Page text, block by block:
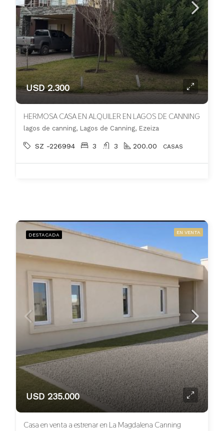
USD 2.300
HERMOSA CASA EN ALQUILER EN LAGOS DE CANNING
lagos de canning, Lagos de Canning, Ezeiza
SZ -226994 3 3 200.00 CASAS
DESTACADA EN VENTA
USD 235.000
Casa en venta a estrenar en La Magdalena Canning